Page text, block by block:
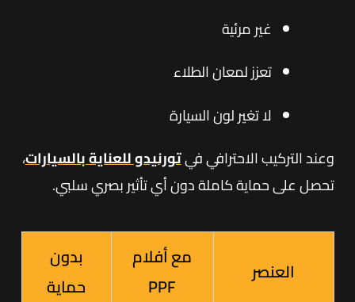
غير مرئية
تعزز لمعان الطلاء
لا تغير لون السيارة
وعند التركيب الاحترافي فيتورنيدو للعناية بالسيارات،
تحصل على حماية كاملة دون أي تأثير بصري سلبي.
العنصر
مع أفلام
PPF
بدون
حماية